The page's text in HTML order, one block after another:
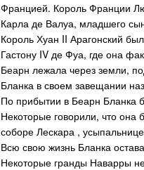
Францией. Король Франции
Карла де Валуа, младшего
Король Хуан II Арагонский
Гастону IV де Фуа, где она
Беарн лежала через земли,
Бланка в своем завещании
По прибытии в Беарн Бланка
Некоторые говорили, что она
соборе Лескара ,
Всю свою жизнь Бланка
Некоторые гранды Наварры